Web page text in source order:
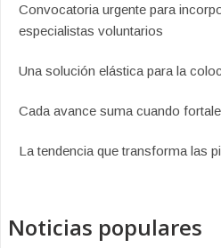
Convocatoria urgente para
especialistas voluntarios
Una solución elástica para la
Cada avance suma cuando
La tendencia que transforma las
Noticias populares